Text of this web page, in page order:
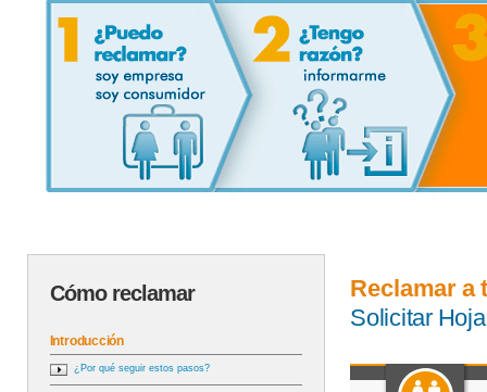
Cómo reclamar
Introducción
¿Por qué seguir estos pasos?
Reclamar a
Solicitar